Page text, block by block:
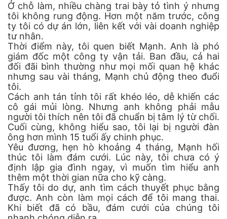
Ở chỗ làm, nhiều chàng trai bày tỏ tình ý nhưng
tôi không rung động. Hơn một năm trước, công
ty tôi có dự án lớn, liên kết với vài doanh nghiệp
tư nhân.
Thời điểm này, tôi quen biết Mạnh. Anh là phó
giám đốc một công ty vận tải. Ban đầu, cả hai
đối đãi bình thường như mọi mối quan hệ khác
nhưng sau vài tháng, Mạnh chủ động theo đuổi
tôi.
Cách anh tán tỉnh tôi rất khéo léo, dễ khiến các
cô gái mủi lòng. Nhưng anh không phải mẫu
người tôi thích nên tôi đã chuẩn bị tâm lý từ chối.
Cuối cùng, không hiểu sao, tôi lại bị người đàn
ông hơn mình 15 tuổi ấy chinh phục.
Yêu đương, hẹn hò khoảng 4 tháng, Mạnh hối
thúc tôi làm đám cưới. Lúc này, tôi chưa có ý
định lập gia đình ngay, vì muốn tìm hiểu anh
thêm một thời gian nữa cho kỹ càng.
Thấy tôi do dự, anh tìm cách thuyết phục bằng
được. Anh còn làm mọi cách để tôi mang thai.
Khi biết đã có bầu, đám cưới của chúng tôi